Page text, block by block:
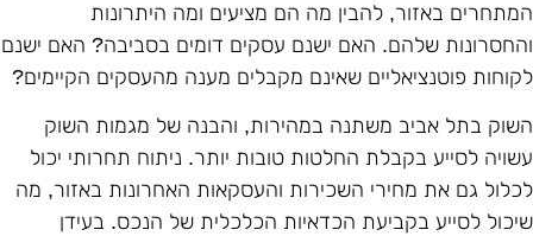
באזור, להבין מה הם מציעים ומה היתרונות
שלהם. האם ישנם עסקים דומים בסביבה? האם ישנם
פוטנציאליים שאינם מקבלים מענה מהעסקים הקיימים?
בתל אביב משתנה במהירות, והבנה של מגמות השוק
לסייע בקבלת החלטות טובות יותר. ניתוח תחרותי יכול
גם את מחירי השכירות והעסקאות האחרונות באזור, מה
לסייע בקביעת הכדאיות הכלכלית של הנכס. בעידן